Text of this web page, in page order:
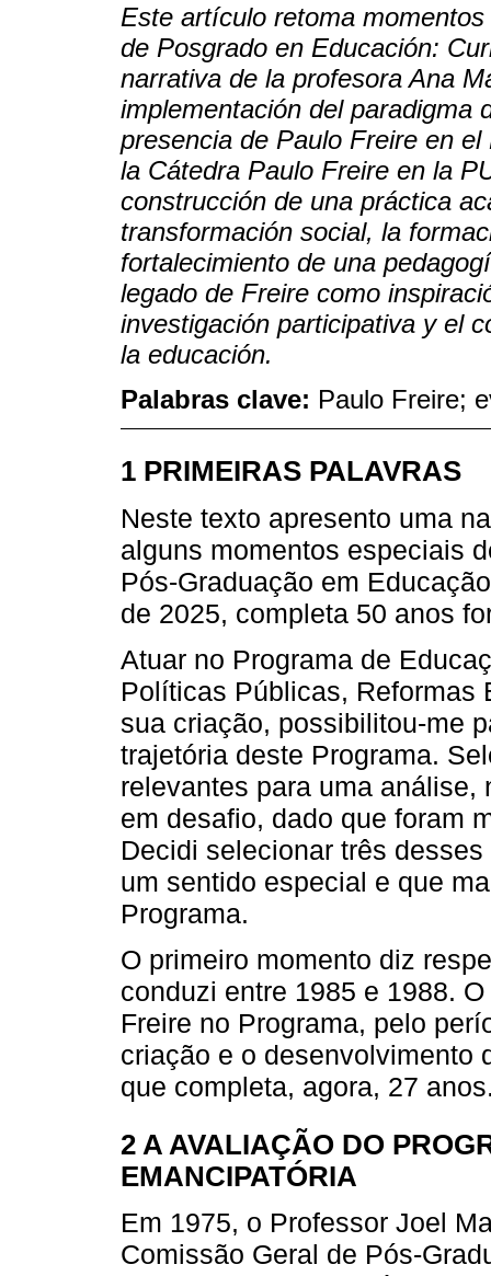
Este artículo retoma
de Posgrado en Educación:
narrativa de la profesora Ana
implementación del paradigma
presencia de Paulo Freire en
la Cátedra Paulo Freire en la
construcción de una práctica
transformación social, la
fortalecimiento de una
legado de Freire como
investigación participativa y el
la educación.
Palabras clave: Paulo Freire;
1 PRIMEIRAS PALAVRAS
Neste texto apresento uma
alguns momentos especiais
Pós-Graduação em
de 2025, completa 50 anos
Atuar no Programa de
Políticas Públicas, Reformas
sua criação, possibilitou-me
trajetória deste Programa.
relevantes para uma
em desafio, dado que foram
Decidi selecionar três
um sentido especial e que
Programa.
O primeiro momento diz
conduzi entre 1985 e 1988.
Freire no Programa, pelo
criação e o desenvolvimento
que completa, agora, 27
2 A AVALIAÇÃO DO
EMANCIPATÓRIA
Em 1975, o Professor Joel
Comissão Geral de Pós-